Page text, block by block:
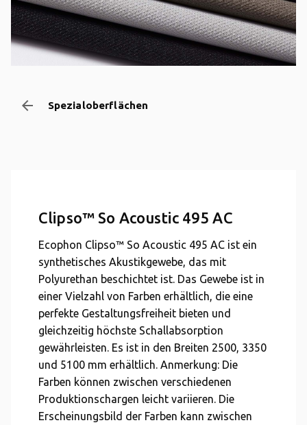
Spezialoberflächen
arrow_backward
Clipso™ So Acoustic 495 AC
Ecophon Clipso™ So Acoustic 495 AC ist ein
synthetisches Akustikgewebe, das mit
Polyurethan beschichtet ist. Das Gewebe ist in
einer Vielzahl von Farben erhältlich, die eine
perfekte Gestaltungsfreiheit bieten und
gleichzeitig höchste Schallabsorption
gewährleisten. Es ist in den Breiten 2500, 3350
und 5100 mm erhältlich. Anmerkung: Die
Farben können zwischen verschiedenen
Produktionschargen leicht variieren. Die
Erscheinungsbild der Farben kann zwischen